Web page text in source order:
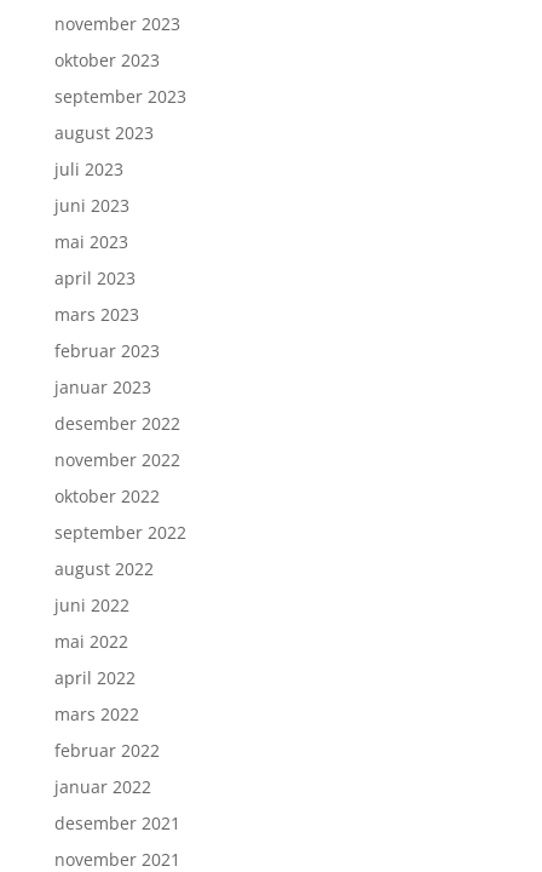
november 2023
oktober 2023
september 2023
august 2023
juli 2023
juni 2023
mai 2023
april 2023
mars 2023
februar 2023
januar 2023
desember 2022
november 2022
oktober 2022
september 2022
august 2022
juni 2022
mai 2022
april 2022
mars 2022
februar 2022
januar 2022
desember 2021
november 2021